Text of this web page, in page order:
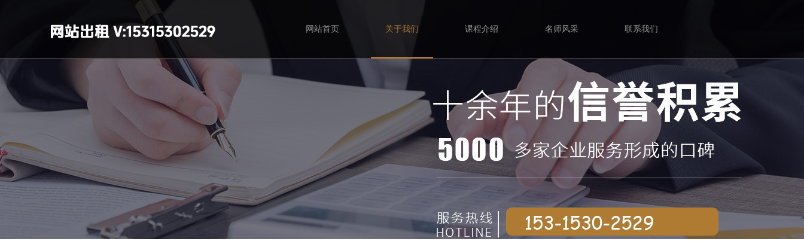
网站首页 关于我们 课程介绍 名师风采 联系我们